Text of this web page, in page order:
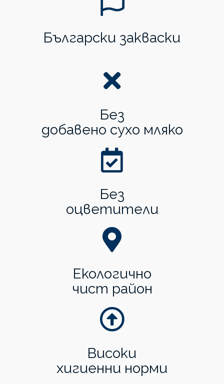
Български закваски
Без
добавено сухо мляко
Без
оцветители
Екологично
чист район
Високи
хигиенни норми